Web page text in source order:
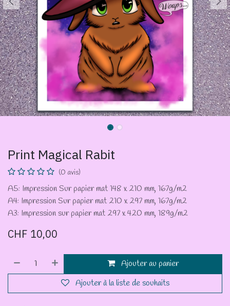
Print Magical Rabit
(0 avis)
A5: Impression Sur papier mat 148 x 210 mm, 167g/m2
A4: Impression Sur papier mat 210 x 297 mm, 167g/m2
A3: Impression sur papier mat 297 x 420 mm, 189g/m2
CHF 10,00
Ajouter au panier
Ajouter à la liste de souhaits